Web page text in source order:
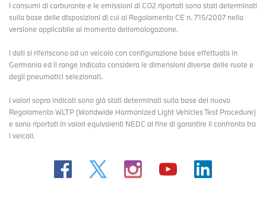
I consumi di carburante e le emissioni di CO2 riportati sono stati determinati
sulla base delle disposizioni di cui al Regolamento CE n. 715/2007 nella
versione applicabile al momento dellomologazione.
I dati si riferiscono ad un veicolo con configurazione base effettuata in
Germania ed il range indicato considera le dimensioni diverse delle ruote e
degli pneumatici selezionati.
I valori sopra indicati sono già stati determinati sulla base del nuovo
Regolamento WLTP (Worldwide Harmonized Light Vehicles Test Procedure)
e sono riportati in valori equivalenti NEDC al fine di garantire il confronto tra
i veicoli.